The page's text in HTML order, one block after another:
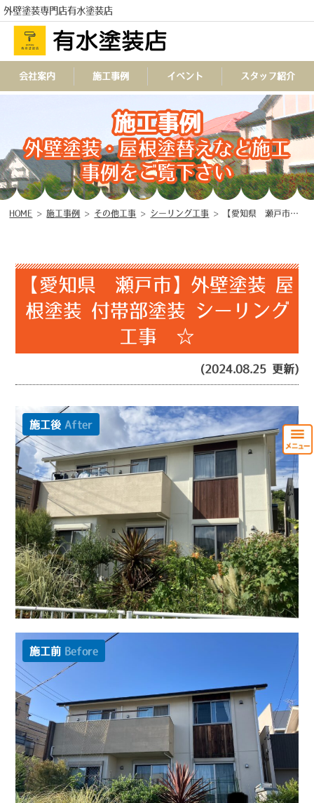
外壁塗装専門店有水塗装店
TEL
会社案内 施工事例 イベント スタッフ紹介
施工事例
外壁塗装・屋根塗替えなど施工
事例をご覧下さい
HOME > 施工事例 > その他工事 > シーリング工事 > 【愛知県 瀬戸市】外壁塗装 屋根塗装 付帯部塗装 シーリング工事 ☆
【愛知県 瀬戸市】外壁塗装 屋
根塗装 付帯部塗装 シーリング
工事 ☆
(2024.08.25 更新)
施工後 After
施工前 Before